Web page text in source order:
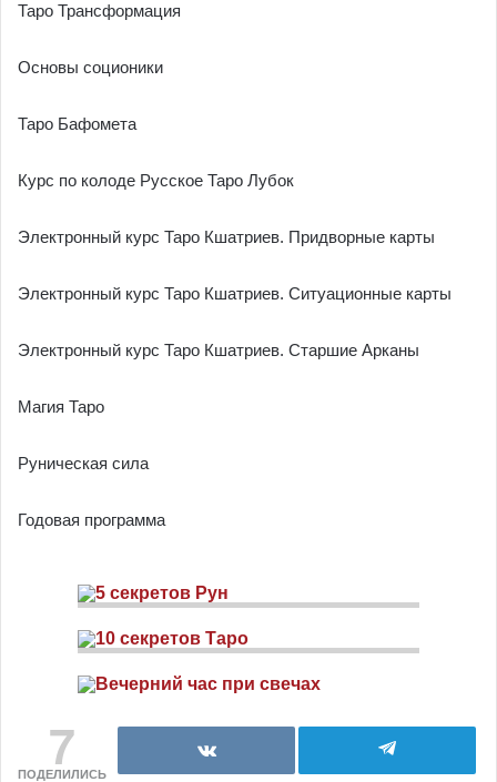
Таро Трансформация
Основы соционики
Таро Бафомета
Курс по колоде Русское Таро Лубок
Электронный курс Таро Кшатриев. Придворные карты
Электронный курс Таро Кшатриев. Ситуационные карты
Электронный курс Таро Кшатриев. Старшие Арканы
Магия Таро
Руническая сила
Годовая программа
7
ПОДЕЛИЛИСЬ